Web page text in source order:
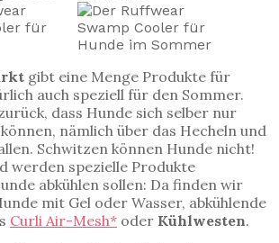
gibt eine Menge Produkte für
auch speziell für den Sommer.
dass Hunde sich selber nur
nämlich über das Hecheln und
Schwitzen können Hunde nicht!
werden spezielle Produkte
abkühlen sollen: Da finden wir
mit Gel oder Wasser, abkühlende
Curli Air-Mesh* oder Kühlwesten.